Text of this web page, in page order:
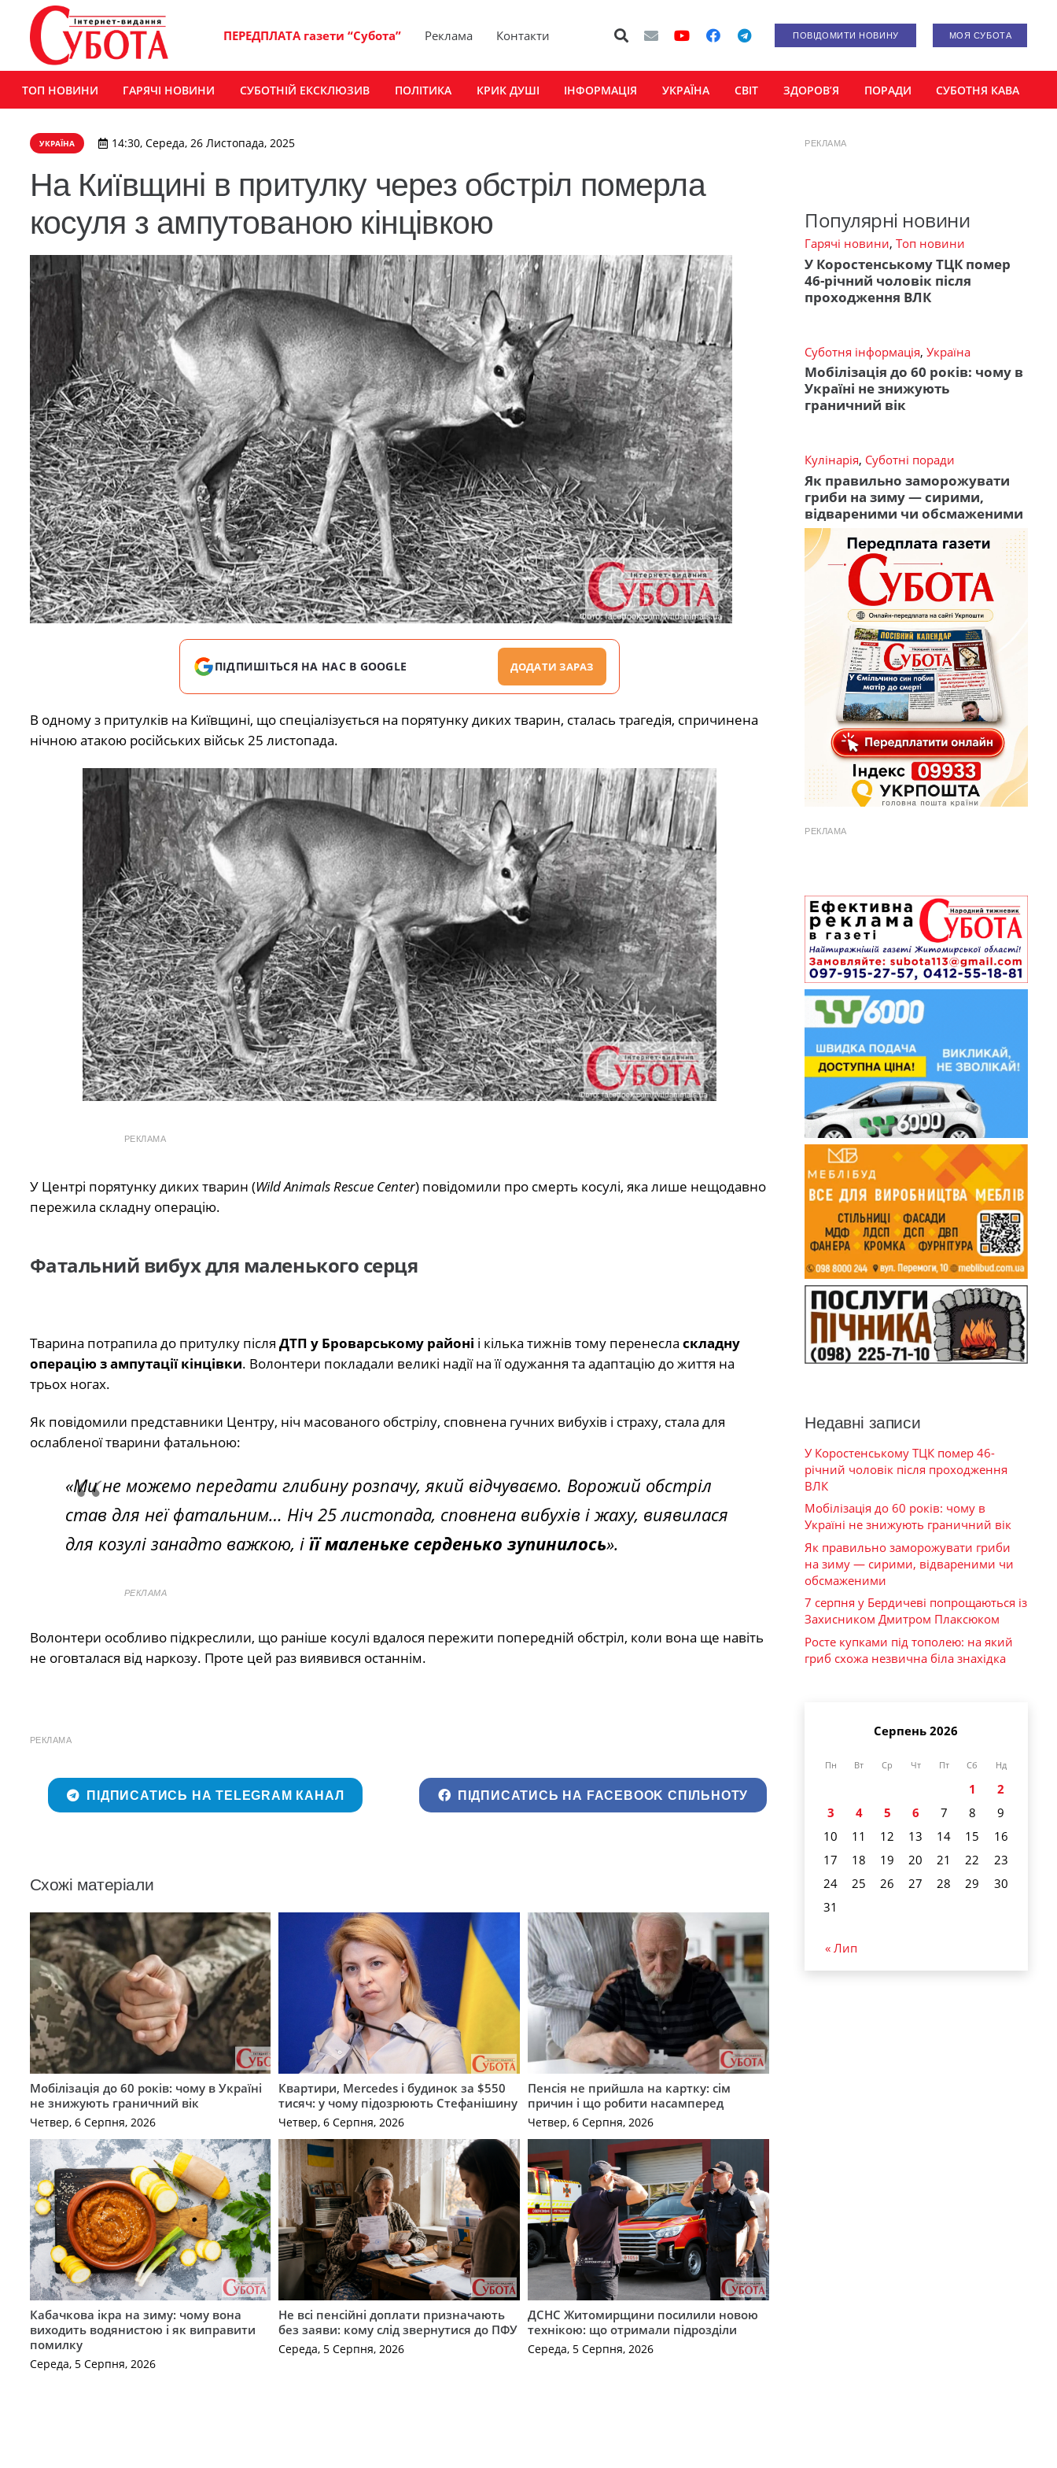
ПЕРЕДПЛАТА газети “Субота” Реклама Контакти ПОВІДОМИТИ НОВИНУ МОЯ СУБОТА
ТОП НОВИНИ ГАРЯЧІ НОВИНИ СУБОТНІЙ ЕКСКЛЮЗИВ ПОЛІТИКА КРИК ДУШІ ІНФОРМАЦІЯ УКРАЇНА СВІТ ЗДОРОВ’Я ПОРАДИ СУБОТНЯ КАВА
УКРАЇНА 14:30, Середа, 26 Листопада, 2025
На Київщині в притулку через обстріл померла
косуля з ампутованою кінцівкою
ПІДПИШІТЬСЯ НА НАС В GOOGLE ДОДАТИ ЗАРАЗ
В одному з притулків на Київщині, що спеціалізується на порятунку диких тварин, сталась трагедія, спричинена
нічною атакою російських військ 25 листопада.
РЕКЛАМА
У Центрі порятунку диких тварин (Wild Animals Rescue Center) повідомили про смерть косулі, яка лише нещодавно
пережила складну операцію.
Фатальний вибух для маленького серця
Тварина потрапила до притулку після ДТП у Броварському районі і кілька тижнів тому перенесла складну
операцію з ампутації кінцівки. Волонтери покладали великі надії на її одужання та адаптацію до життя на
трьох ногах.
Як повідомили представники Центру, ніч масованого обстрілу, сповнена гучних вибухів і страху, стала для
ослабленої тварини фатальною:
«Ми не можемо передати глибину розпачу, який відчуваємо. Ворожий обстріл
став для неї фатальним… Ніч 25 листопада, сповнена вибухів і жаху, виявилася
для козулі занадто важкою, і її маленьке серденько зупинилось».
РЕКЛАМА
Волонтери особливо підкреслили, що раніше косулі вдалося пережити попередній обстріл, коли вона ще навіть
не оговталася від наркозу. Проте цей раз виявився останнім.
РЕКЛАМА
ПІДПИСАТИСЬ НА TELEGRAM КАНАЛ ПІДПИСАТИСЬ НА FACEBOOK СПІЛЬНОТУ
Схожі матеріали
Мобілізація до 60 років: чому в Україні
не знижують граничний вік
Четвер, 6 Серпня, 2026
Квартири, Mercedes і будинок за $550
тисяч: у чому підозрюють Стефанішину
Четвер, 6 Серпня, 2026
Пенсія не прийшла на картку: сім
причин і що робити насамперед
Четвер, 6 Серпня, 2026
Кабачкова ікра на зиму: чому вона
виходить водянистою і як виправити
помилку
Середа, 5 Серпня, 2026
Не всі пенсійні доплати призначають
без заяви: кому слід звернутися до ПФУ
Середа, 5 Серпня, 2026
ДСНС Житомирщини посилили новою
технікою: що отримали підрозділи
Середа, 5 Серпня, 2026
РЕКЛАМА
Популярні новини
Гарячі новини, Топ новини
У Коростенському ТЦК помер
46-річний чоловік після
проходження ВЛК
Суботня інформація, Україна
Мобілізація до 60 років: чому в
Україні не знижують
граничний вік
Кулінарія, Суботні поради
Як правильно заморожувати
гриби на зиму — сирими,
відвареними чи обсмаженими
РЕКЛАМА
Недавні записи
У Коростенському ТЦК помер 46-
річний чоловік після проходження
ВЛК
Мобілізація до 60 років: чому в
Україні не знижують граничний вік
Як правильно заморожувати гриби
на зиму — сирими, відвареними чи
обсмаженими
7 серпня у Бердичеві попрощаються із
Захисником Дмитром Плаксюком
Росте купками під тополею: на який
гриб схожа незвична біла знахідка
Серпень 2026
Пн Вт Ср Чт Пт Сб Нд
1
2
3
4 5 6 7 8
9
10
11 12 13 14 15
16
17
18 19 20 21 22
23
24
25 26 27 28 29
30
31
« Лип